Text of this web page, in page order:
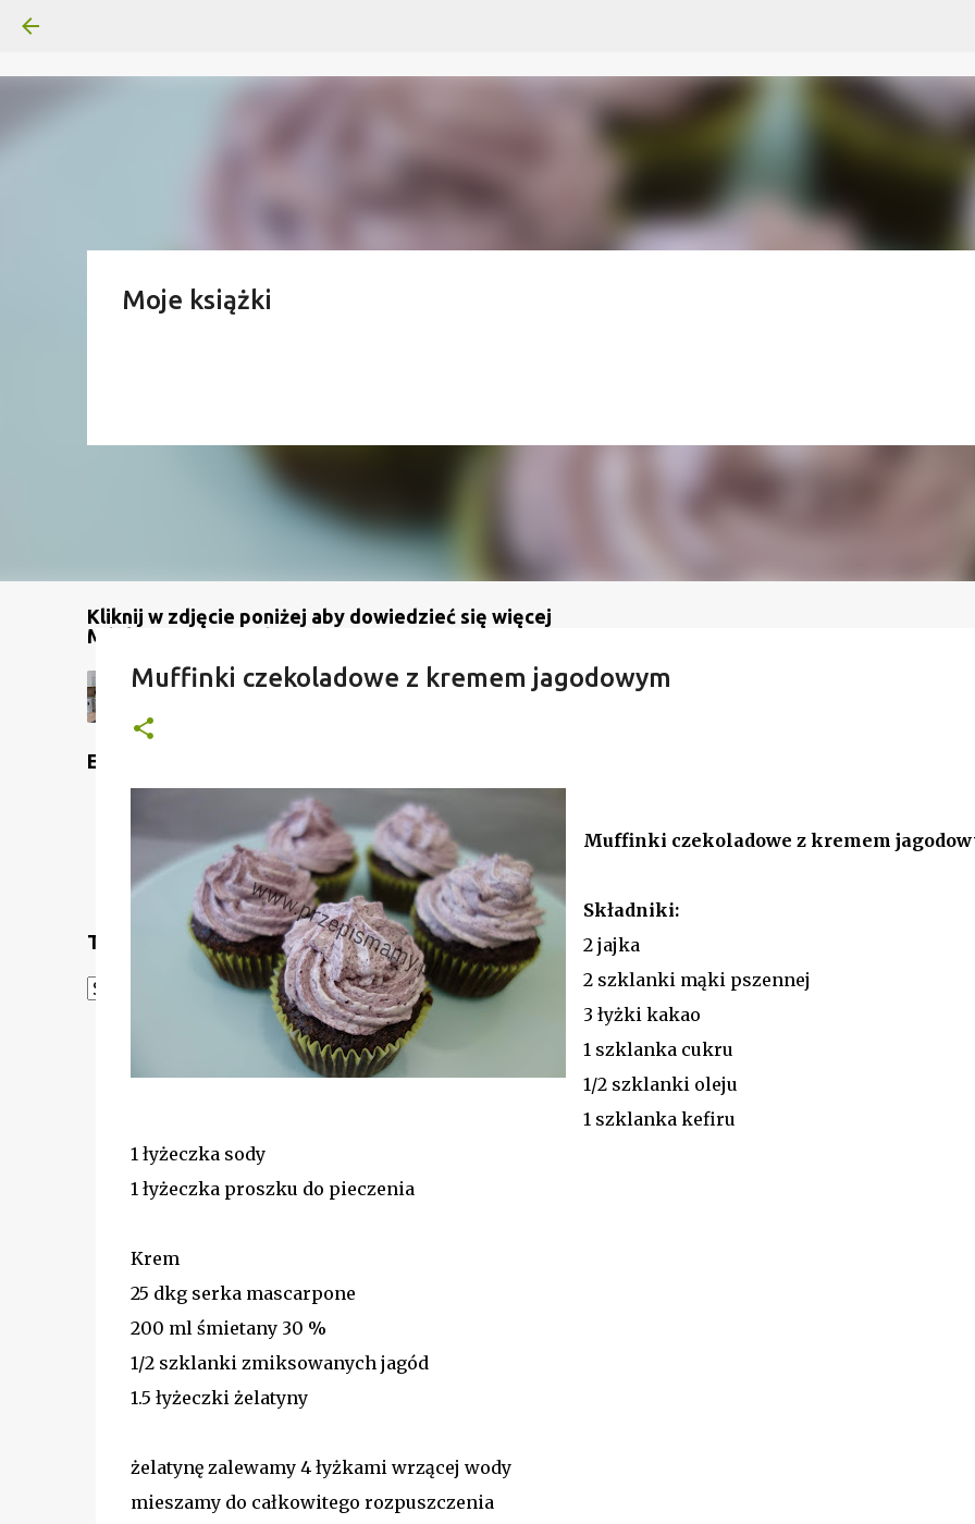
Kliknij w zdjęcie poniżej aby dowiedzieć się więcej
Moje książki
Mój kanał na YouTube
Etykiety
Translate
Translate
Muffinki czekoladowe z kremem jagodowym
Muffinki czekoladowe z kremem
Składniki:
2 jajka
2 szklanki mąki pszennej
3 łyżki kakao
1 szklanka cukru
1/2 szklanki oleju
1 szklanka kefiru
1 łyżeczka sody
1 łyżeczka proszku do pieczenia
Krem
25 dkg serka mascarpone
200 ml śmietany 30 %
1/2 szklanki zmiksowanych jagód
1.5 łyżeczki żelatyny
żelatynę zalewamy 4 łyżkami wrzącej wody
mieszamy do całkowitego rozpuszczenia